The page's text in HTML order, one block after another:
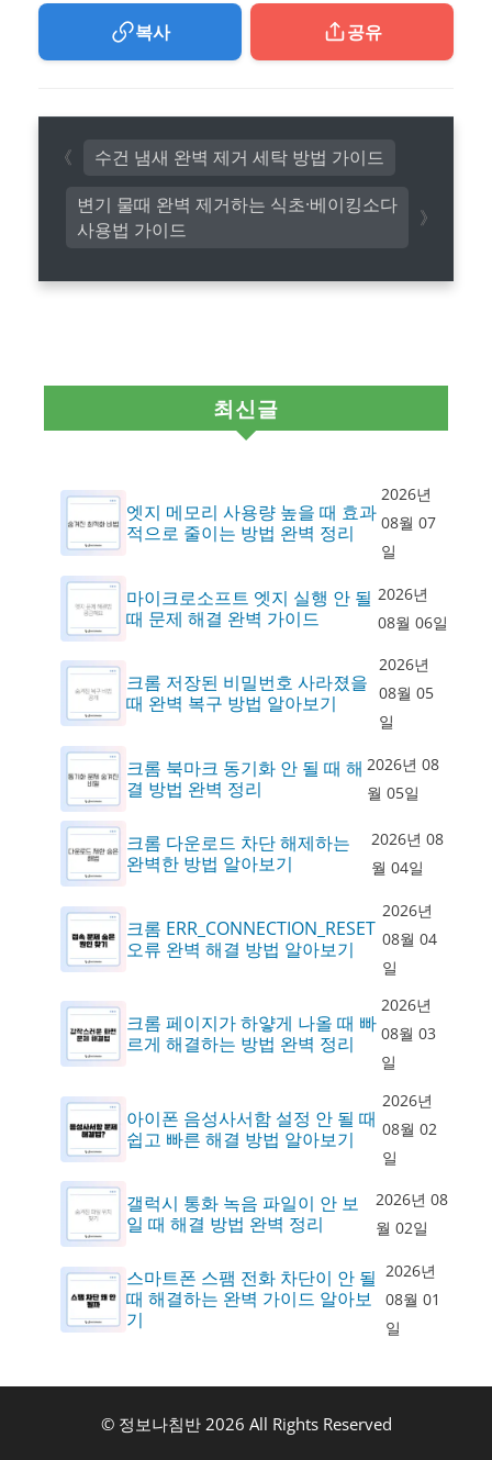
복사 공유
변기 물때 완벽 제거하는 식초·베이킹소다
사용법 가이드
수건 냄새 완벽 제거 세탁 방법 가이드
최신글
엣지 메모리 사용량 높을 때 효과
적으로 줄이는 방법 완벽 정리
2026년
08월 07
일
마이크로소프트 엣지 실행 안 될
때 문제 해결 완벽 가이드
2026년
08월 06일
크롬 저장된 비밀번호 사라졌을
때 완벽 복구 방법 알아보기
2026년
08월 05
일
크롬 북마크 동기화 안 될 때 해
결 방법 완벽 정리
2026년 08
월 05일
크롬 다운로드 차단 해제하는
완벽한 방법 알아보기
2026년 08
월 04일
크롬 ERR_CONNECTION_RESET
오류 완벽 해결 방법 알아보기
2026년
08월 04
일
크롬 페이지가 하얗게 나올 때 빠
르게 해결하는 방법 완벽 정리
2026년
08월 03
일
아이폰 음성사서함 설정 안 될 때
쉽고 빠른 해결 방법 알아보기
2026년
08월 02
일
갤럭시 통화 녹음 파일이 안 보
일 때 해결 방법 완벽 정리
2026년 08
월 02일
스마트폰 스팸 전화 차단이 안 될
때 해결하는 완벽 가이드 알아보
기
2026년
08월 01
일
© 정보나침반 2026 All Rights Reserved